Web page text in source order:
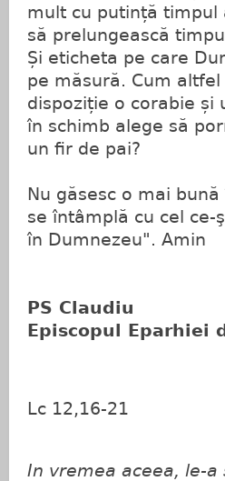
mult cu putință timpul
să prelungească
Și eticheta pe care
pe măsură. Cum
dispoziție o corabie și
în schimb alege să
un fir de pai?
Nu găsesc o mai
se întâmplă cu cel ce-
în Dumnezeu". Amin
PS Claudiu
Episcopul Eparhiei
Lc 12,16-21
In vremea aceea, le-a